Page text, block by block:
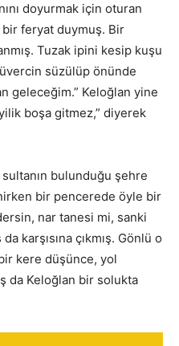
doyurmak için oturan
bir feryat duymuş. Bir
Tuzak ipini kesip kuşu
süzülüp önünde
geleceğim.” Keloğlan yine
boşa gitmez,” diyerek
bulunduğu şehre
bir pencerede öyle bir
nar tanesi mi, sanki
karşısına çıkmış. Gönlü o
kere düşünce, yol
da Keloğlan bir solukta